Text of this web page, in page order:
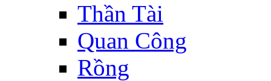
Thần Tài
Quan Công
Rồng